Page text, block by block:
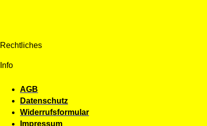
Rechtliches
Info
AGB
Datenschutz
Widerrufsformular
Impressum